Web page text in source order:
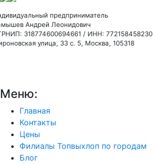
предприниматель
Андрей Леонидович
318774600694661 / ИНН: 772158458230
улица, 33 с. 5, Москва, 105318
Меню:
Главная
Контакты
Цены
Филиалы Топвыхлоп по городам
Блог